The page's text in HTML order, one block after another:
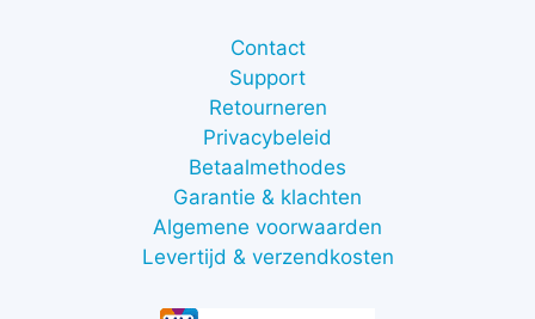
Contact
Support
Retourneren
Privacybeleid
Betaalmethodes
Garantie & klachten
Algemene voorwaarden
Levertijd & verzendkosten